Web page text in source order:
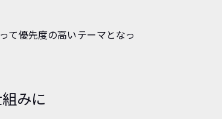
て優先度の高いテーマとなっ
みに